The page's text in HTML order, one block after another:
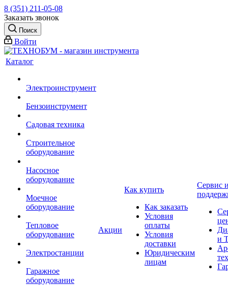
8 (351) 211-05-08
Заказать звонок
Поиск
Войти
Каталог
Электроинструмент
Бензоинструмент
Садовая техника
Строительное
оборудование
Насосное
оборудование
Моечное
оборудование
Тепловое
оборудование
Электростанции
Гаражное
оборудование
Акции
Как купить
Как заказать
Условия
оплаты
Условия
доставки
Юридическим
лицам
Сервис
и